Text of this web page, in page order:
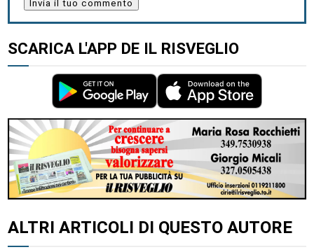
SCARICA L'APP DE IL RISVEGLIO
ALTRI ARTICOLI DI QUESTO AUTORE